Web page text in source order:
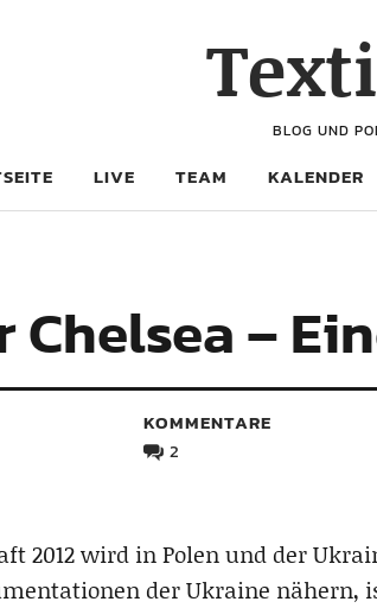
BLOG UND
LIVE TEAM KALENDER
–
KOMMENTARE
2
2012 wird in Polen und der
der Ukraine nähern,